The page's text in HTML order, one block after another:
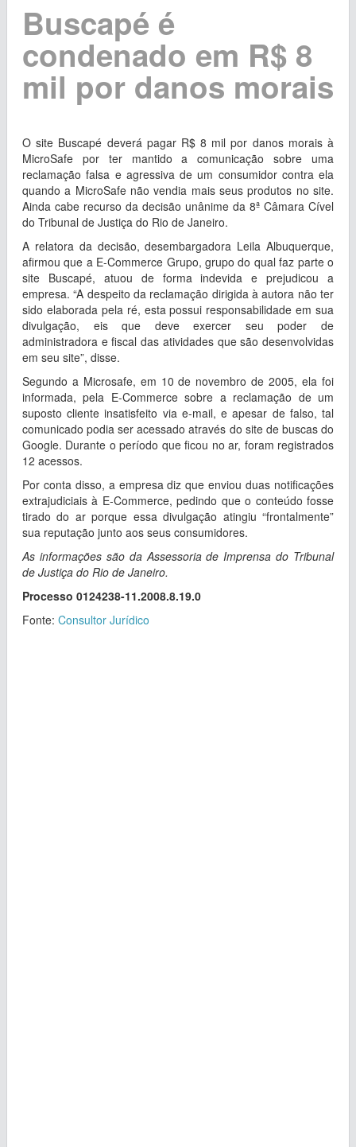
Buscapé é
condenado em R$ 8
mil por danos morais
O site Buscapé deverá pagar R$ 8 mil por danos morais à
MicroSafe por ter mantido a comunicação sobre uma
reclamação falsa e agressiva de um consumidor contra ela
quando a MicroSafe não vendia mais seus produtos no site.
Ainda cabe recurso da decisão unânime da 8ª Câmara Cível
do Tribunal de Justiça do Rio de Janeiro.
A relatora da decisão, desembargadora Leila Albuquerque,
afirmou que a E-Commerce Grupo, grupo do qual faz parte o
site Buscapé, atuou de forma indevida e prejudicou a
empresa. “A despeito da reclamação dirigida à autora não ter
sido elaborada pela ré, esta possui responsabilidade em sua
divulgação, eis que deve exercer seu poder de
administradora e fiscal das atividades que são desenvolvidas
em seu site”, disse.
Segundo a Microsafe, em 10 de novembro de 2005, ela foi
informada, pela E-Commerce sobre a reclamação de um
suposto cliente insatisfeito via e-mail, e apesar de falso, tal
comunicado podia ser acessado através do site de buscas do
Google. Durante o período que ficou no ar, foram registrados
12 acessos.
Por conta disso, a empresa diz que enviou duas notificações
extrajudiciais à E-Commerce, pedindo que o conteúdo fosse
tirado do ar porque essa divulgação atingiu “frontalmente”
sua reputação junto aos seus consumidores.
As informações são da Assessoria de Imprensa do Tribunal
de Justiça do Rio de Janeiro.
Processo 0124238-11.2008.8.19.0
Fonte: Consultor Jurídico